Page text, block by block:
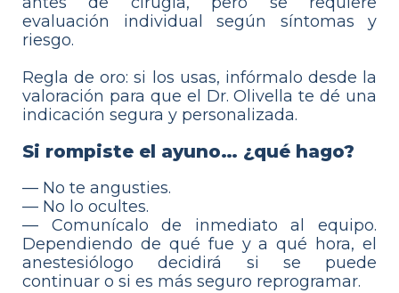
evaluación individual según síntomas y
riesgo.
Regla de oro: si los usas, infórmalo desde la
valoración para que el Dr. Olivella te dé una
indicación segura y personalizada.
Si rompiste el ayuno… ¿qué hago?
— No te angusties.
— No lo ocultes.
— Comunícalo de inmediato al equipo.
Dependiendo de qué fue y a qué hora, el
anestesiólogo decidirá si se puede
continuar o si es más seguro reprogramar.